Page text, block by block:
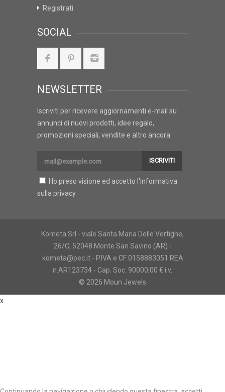
Registrati
SOCIAL
NEWSLETTER
Iscriviti per ricevere aggiornamenti e-mail su
annunci di nuovi prodotti, idee regalo,
promozioni speciali, vendite e altro ancora.
ISCRIVITI
Ho preso visione ed accetto l'informativa
sulla privacy
Kometa Srl - viale Santa Maria Delle Vertighe,
26/C, 52048 Monte San Savino (AR) -
kometa@pec.it - P.IVA e CF 0158883051 REA
n.AR123734 - Cap. Soc. 90000,00 € i.v.
© 2026 Moun Jewels
x